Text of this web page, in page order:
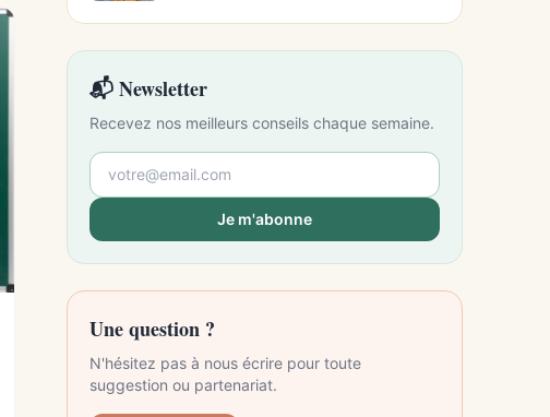
📬 Newsletter
Recevez nos meilleurs conseils chaque semaine.
Je m'abonne
Une question ?
N'hésitez pas à nous écrire pour toute
suggestion ou partenariat.